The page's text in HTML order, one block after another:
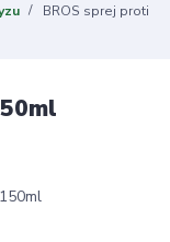
BROS sprej proti